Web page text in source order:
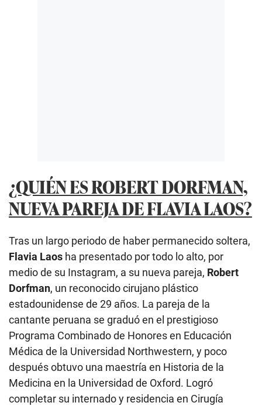
¿QUIÉN ES ROBERT DORFMAN,
NUEVA PAREJA DE FLAVIA LAOS?
Tras un largo periodo de haber permanecido soltera,
Flavia Laos ha presentado por todo lo alto, por
medio de su Instagram, a su nueva pareja, Robert
Dorfman, un reconocido cirujano plástico
estadounidense de 29 años. La pareja de la
cantante peruana se graduó en el prestigioso
Programa Combinado de Honores en Educación
Médica de la Universidad Northwestern, y poco
después obtuvo una maestría en Historia de la
Medicina en la Universidad de Oxford. Logró
completar su internado y residencia en Cirugía